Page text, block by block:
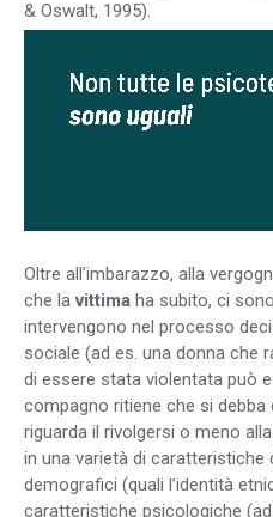
& Oswalt, 1995).
Oltre all’imbarazzo, alla
che lavittima ha subito, ci
intervengono nel processo
sociale (ad es. una donna che
di essere stata violentata può
compagno ritiene che si
riguarda il rivolgersi o meno
in una varietà di caratteristiche
demografici (quali l’identità
caratteristiche psicologiche